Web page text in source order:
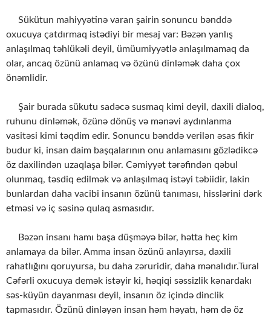
Sükütun mahiyyətinə varan şairin sonuncu bənddə
oxucuya çatdırmaq istədiyi bir mesaj var: Bəzən yanlış
anlaşılmaq təhlükəli deyil, ümüumiyyətlə anlaşılmamaq da
olar, ancaq özünü anlamaq və özünü dinləmək daha çox
önəmlidir.
Şair burada sükutu sadəcə susmaq kimi deyil, daxili dialoq,
ruhunu dinləmək, özünə dönüş və mənəvi aydınlanma
vasitəsi kimi təqdim edir. Sonuncu bənddə verilən əsas fikir
budur ki, insan daim başqalarının onu anlamasını gözlədikcə
öz daxilindən uzaqlaşa bilər. Cəmiyyət tərəfindən qəbul
olunmaq, təsdiq edilmək və anlaşılmaq istəyi təbiidir, lakin
bunlardan daha vacibi insanın özünü tanıması, hisslərini dərk
etməsi və iç səsinə qulaq asmasıdır.
Bəzən insanı hamı başa düşməyə bilər, hətta heç kim
anlamaya da bilər. Amma insan özünü anlayırsa, daxili
rahatlığını qoruyursa, bu daha zəruridir, daha mənalıdır.Tural
Cəfərli oxucuya demək istəyir ki, həqiqi səssizlik kənardakı
səs-küyün dayanması deyil, insanın öz içində dinclik
tapmasıdır. Özünü dinləyən insan həm həyatı, həm də öz